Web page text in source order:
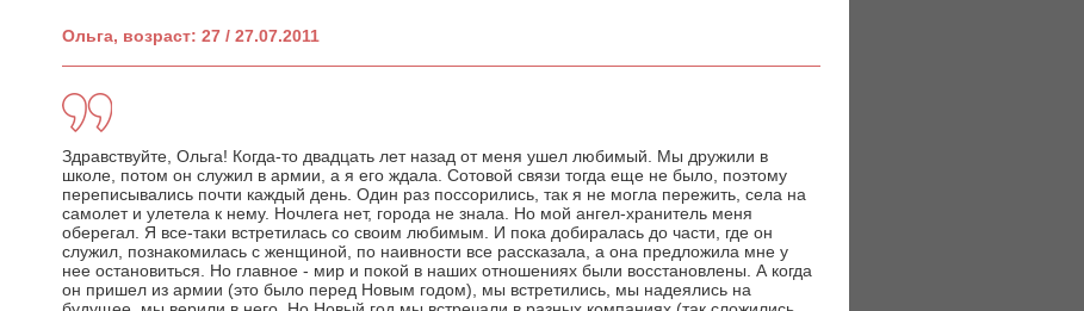
Ольга, возраст: 27 / 27.07.2011
Здравствуйте, Ольга! Когда-то двадцать лет назад от меня ушел любимый. Мы дружили в
школе, потом он служил в армии, а я его ждала. Сотовой связи тогда еще не было, поэтому
переписывались почти каждый день. Один раз поссорились, так я не могла пережить, села на
самолет и улетела к нему. Ночлега нет, города не знала. Но мой ангел-хранитель меня
оберегал. Я все-таки встретилась со своим любимым. И пока добиралась до части, где он
служил, познакомилась с женщиной, по наивности все рассказала, а она предложила мне у
нее остановиться. Но главное - мир и покой в наших отношениях были восстановлены. А когда
он пришел из армии (это было перед Новым годом), мы встретились, мы надеялись на